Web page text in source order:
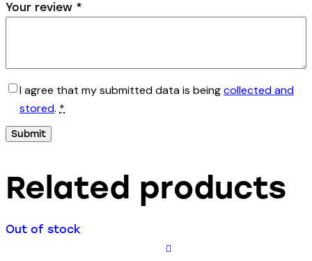
Your review *
I agree that my submitted data is beingcollected and
stored. *
Related products
Out of stock